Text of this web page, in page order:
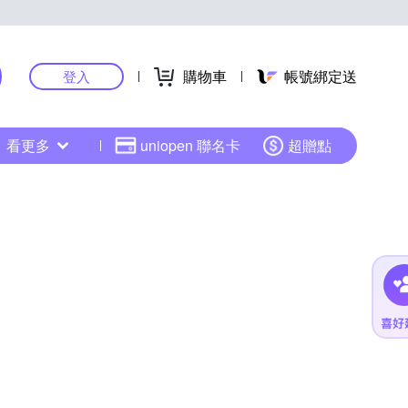
登入 購物車 帳號綁定送
看更多 uniopen 聯名卡 超贈點